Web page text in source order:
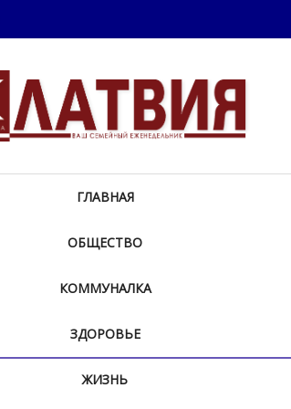
ГЛАВНАЯ
ОБЩЕСТВО
КОММУНАЛКА
ЗДОРОВЬЕ
ЖИЗНЬ